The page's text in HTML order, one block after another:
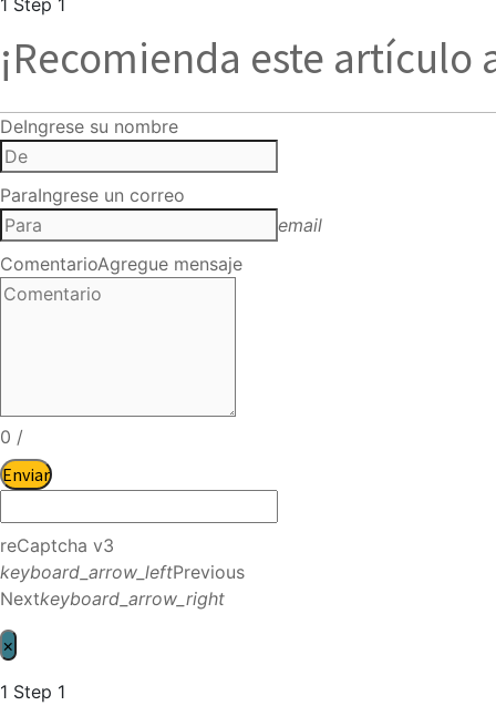
¡Recomienda este artículo
DeIngrese su nombre
ParaIngrese un correo
email
ComentarioAgregue mensaje
0 /
Enviar
reCaptcha v3
keyboard_arrow_leftPrevious
Nextkeyboard_arrow_right
×
1 Step 1